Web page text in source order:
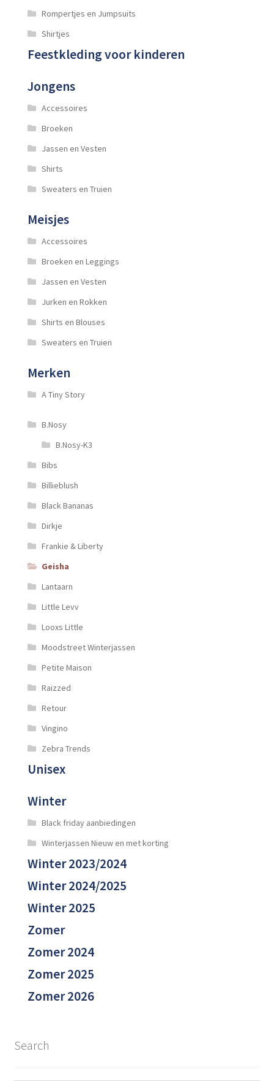
Rompertjes en Jumpsuits
Shirtjes
Feestkleding voor kinderen
Jongens
Accessoires
Broeken
Jassen en Vesten
Shirts
Sweaters en Truien
Meisjes
Accessoires
Broeken en Leggings
Jassen en Vesten
Jurken en Rokken
Shirts en Blouses
Sweaters en Truien
Merken
A Tiny Story
B.Nosy
B.Nosy-K3
Bibs
Billieblush
Black Bananas
Dirkje
Frankie & Liberty
Geisha
Lantaarn
Little Levv
Looxs Little
Moodstreet Winterjassen
Petite Maison
Raizzed
Retour
Vingino
Zebra Trends
Unisex
Winter
Black friday aanbiedingen
Winterjassen Nieuw en met korting
Winter 2023/2024
Winter 2024/2025
Winter 2025
Zomer
Zomer 2024
Zomer 2025
Zomer 2026
Search